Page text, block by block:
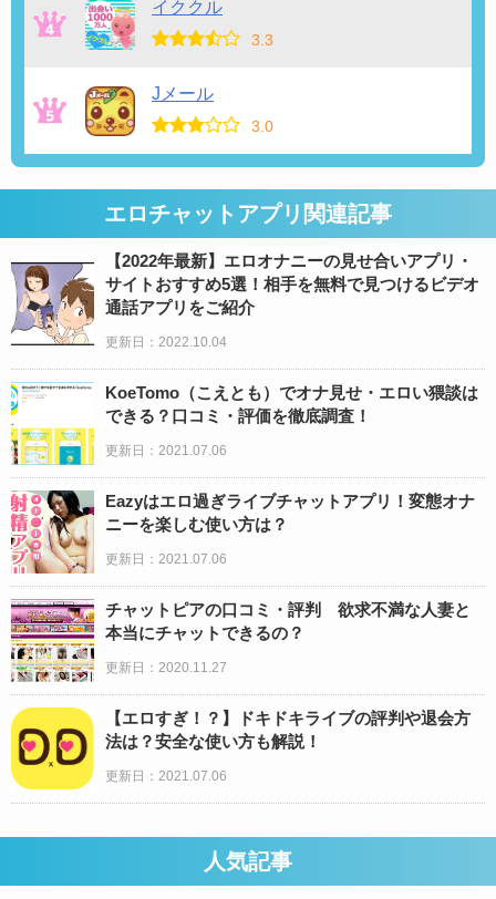
イククル
3.3
Jメール
3.0
エロチャットアプリ関連記事
【2022年最新】エロオナニーの見せ合いアプリ・
サイトおすすめ5選！相手を無料で見つけるビデオ
通話アプリをご紹介
更新日：2022.10.04
KoeTomo（こえとも）でオナ見せ・エロい猥談は
できる？口コミ・評価を徹底調査！
更新日：2021.07.06
Eazyはエロ過ぎライブチャットアプリ！変態オナ
ニーを楽しむ使い方は？
更新日：2021.07.06
チャットピアの口コミ・評判 欲求不満な人妻と
本当にチャットできるの？
更新日：2020.11.27
【エロすぎ！？】ドキドキライブの評判や退会方
法は？安全な使い方も解説！
更新日：2021.07.06
人気記事